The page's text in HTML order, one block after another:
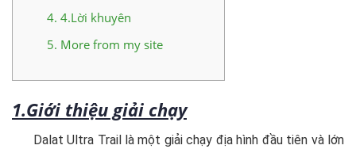
4. 4.Lời khuyên
5. More from my site
1.Giới thiệu giải chạy
Dalat Ultra Trail là một giải chạy địa hình đầu tiên và lớn